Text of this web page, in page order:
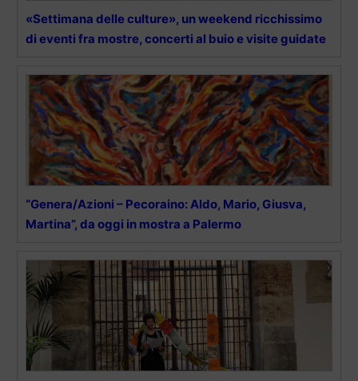
«Settimana delle culture», un weekend ricchissimo
di eventi fra mostre, concerti al buio e visite guidate
“Genera/Azioni – Pecoraino: Aldo, Mario, Giusva,
Martina”, da oggi in mostra a Palermo